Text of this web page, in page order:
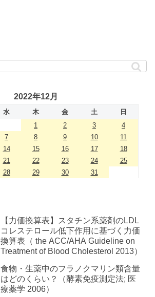
2022年12月
水 木 金 土
日
1
2 3
4
7 8 9 10
11
14 15 16 17
18
21 22 23 24
25
28 29 30 31
【力価換算表】スタチン系薬剤のLDL
コレステロール低下作用に基づく力価
換算表（ the ACC/AHA Guideline on
Treatment of Blood Cholesterol 2013）
食物・生薬中のフラノクマリン類含量
はどのくらい？（酵素免疫測定法; 医
療薬学 2006）